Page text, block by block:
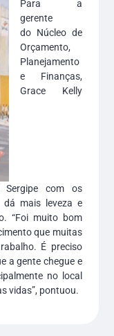
Para a
gerente
do Núcleo de
Orçamento,
Planejamento
e Finanças,
Grace Kelly
Sergipe com os
dá mais leveza e
“Foi muito bom
que muitas
É preciso
a gente chegue e
no local
vidas”, pontuou.